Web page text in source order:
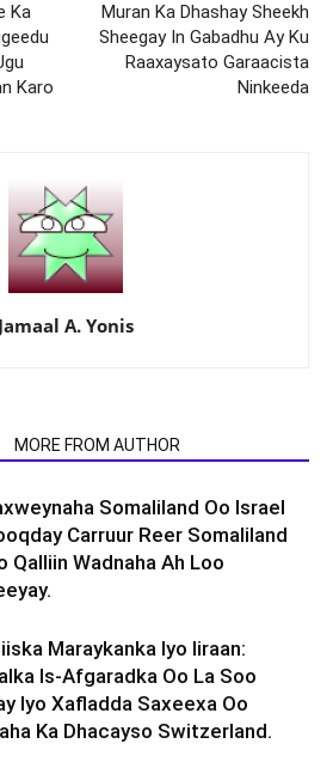
Ka
Karo
Muran Ka Dhashay Sheekh
Sheegay In Gabadhu Ay Ku
Raaxaysato Garaacista
Ninkeeda
Jamaal A. Yonis
MORE FROM AUTHOR
Somaliland Oo Israel
Carruur Reer Somaliland
Qalliin Wadnaha Ah Loo
Maraykanka Iyo Iiraan:
Is-Afgaradka Oo La Soo
Iyo Xafladda Saxeexa Oo
Ka Dhacayso Switzerland.